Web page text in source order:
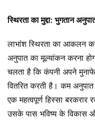
स्थिरता का मुद्दा: भुगतान
लाभांश स्थिरता का आकलन
अनुपात का मूल्यांकन करना
चलता है कि कंपनी अपने
वितरित करती है। कम
एक महत्वपूर्ण हिस्सा
उसके पास भविष्य के विकास